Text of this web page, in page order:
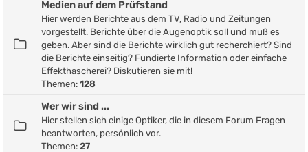
Medien auf dem Prüfstand
Hier werden Berichte aus dem TV, Radio und Zeitungen
vorgestellt. Berichte über die Augenoptik soll und muß es
geben. Aber sind die Berichte wirklich gut recherchiert? Sind
die Berichte einseitig? Fundierte Information oder einfache
Effekthascherei? Diskutieren sie mit!
Themen: 128
Wer wir sind ...
Hier stellen sich einige Optiker, die in diesem Forum Fragen
beantworten, persönlich vor.
Themen: 27